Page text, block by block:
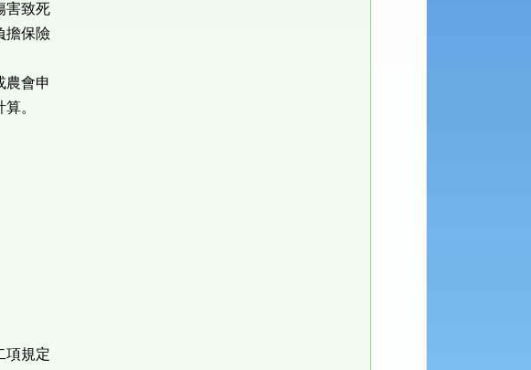
害致死
擔保險
農會申
。
項規定